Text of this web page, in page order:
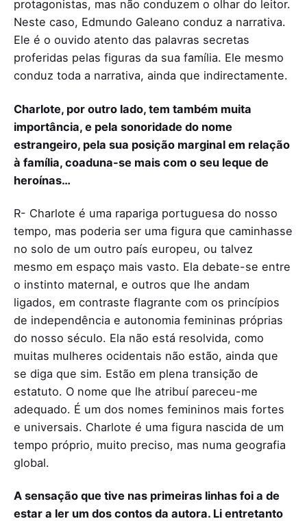
protagonistas, mas não conduzem o olhar do leitor.
Neste caso, Edmundo Galeano conduz a narrativa.
Ele é o ouvido atento das palavras secretas
proferidas pelas figuras da sua família. Ele mesmo
conduz toda a narrativa, ainda que indirectamente.
Charlote, por outro lado, tem também muita
importância, e pela sonoridade do nome
estrangeiro, pela sua posição marginal em relação
à família, coaduna-se mais com o seu leque de
heroínas…
R- Charlote é uma rapariga portuguesa do nosso
tempo, mas poderia ser uma figura que caminhasse
no solo de um outro país europeu, ou talvez
mesmo em espaço mais vasto. Ela debate-se entre
o instinto maternal, e outros que lhe andam
ligados, em contraste flagrante com os princípios
de independência e autonomia femininas próprias
do nosso século. Ela não está resolvida, como
muitas mulheres ocidentais não estão, ainda que
se diga que sim. Estão em plena transição de
estatuto. O nome que lhe atribuí pareceu-me
adequado. É um dos nomes femininos mais fortes
e universais. Charlote é uma figura nascida de um
tempo próprio, muito preciso, mas numa geografia
global.
A sensação que tive nas primeiras linhas foi a de
estar a ler um dos contos da autora. Li entretanto